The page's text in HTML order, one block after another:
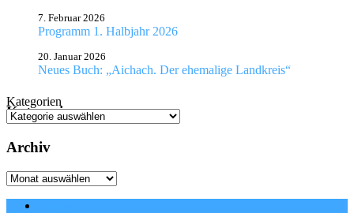
Programm 1. Halbjahr 2026
7. Februar 2026
Neues Buch: „Aichach. Der ehemalige Landkreis“
20. Januar 2026
Kategorien
Kategorien
Archiv
Archiv